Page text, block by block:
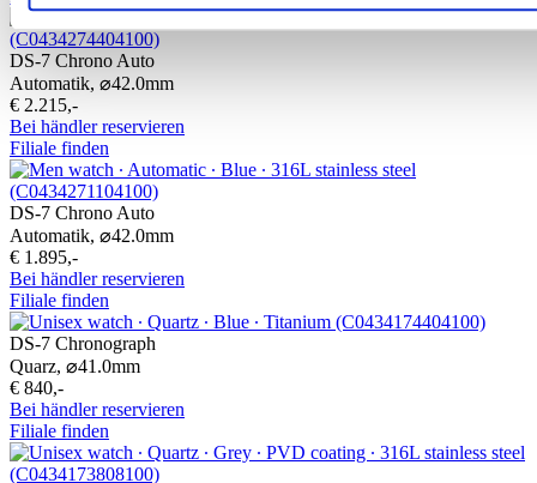
DS-7 Chrono Auto
Automatik, ⌀42.0mm
€ 2.215,-
Bei händler reservieren
Filiale finden
DS-7 Chrono Auto
Automatik, ⌀42.0mm
€ 1.895,-
Bei händler reservieren
Filiale finden
DS-7 Chronograph
Quarz, ⌀41.0mm
€ 840,-
Bei händler reservieren
Filiale finden